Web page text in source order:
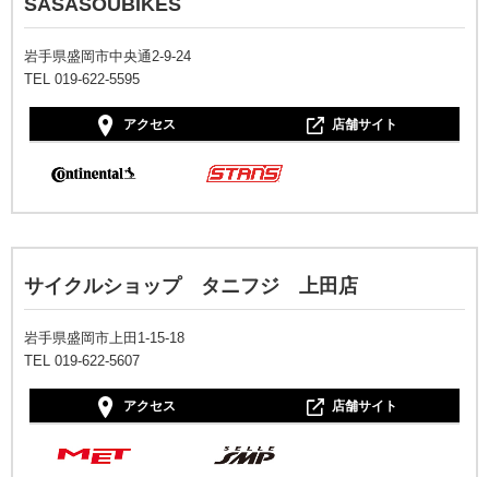
岩手県盛岡市中央通2‐9‐24
TEL 019-622-5595
アクセス 店舗サイト
サイクルショップ タニフジ 上田店
岩手県盛岡市上田1-15-18
TEL 019-622-5607
アクセス 店舗サイト